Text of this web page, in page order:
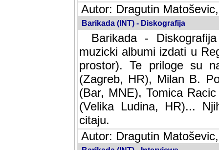
Autor: Dragutin
Barikada (INT) - Diskografija
Barikada -
muzicki albumi izdati u
prostor). Te priloge su
(Zagreb, HR), Milan B.
(Bar, MNE), Tomica
(Velika Ludina, HR)...
citaju.
Autor: Dragutin